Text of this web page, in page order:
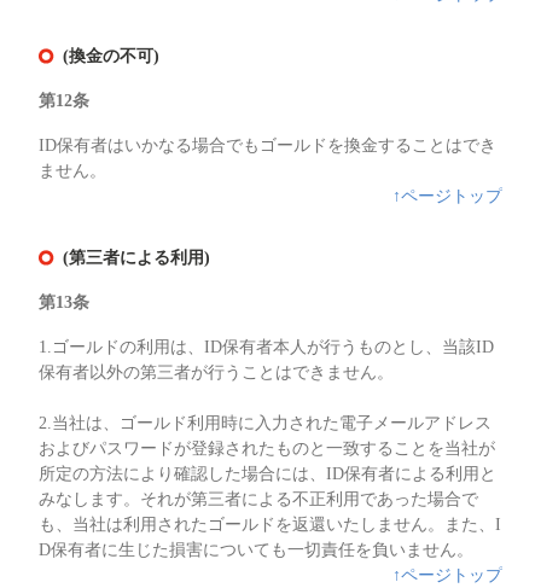
(換金の不可)
第12条
ID保有者はいかなる場合でもゴールドを換金することはでき
ません。
↑ページトップ
(第三者による利用)
第13条
1.ゴールドの利用は、ID保有者本人が行うものとし、当該ID
保有者以外の第三者が行うことはできません。
2.当社は、ゴールド利用時に入力された電子メールアドレス
およびパスワードが登録されたものと一致することを当社が
所定の方法により確認した場合には、ID保有者による利用と
みなします。それが第三者による不正利用であった場合で
も、当社は利用されたゴールドを返還いたしません。また、I
D保有者に生じた損害についても一切責任を負いません。
↑ページトップ